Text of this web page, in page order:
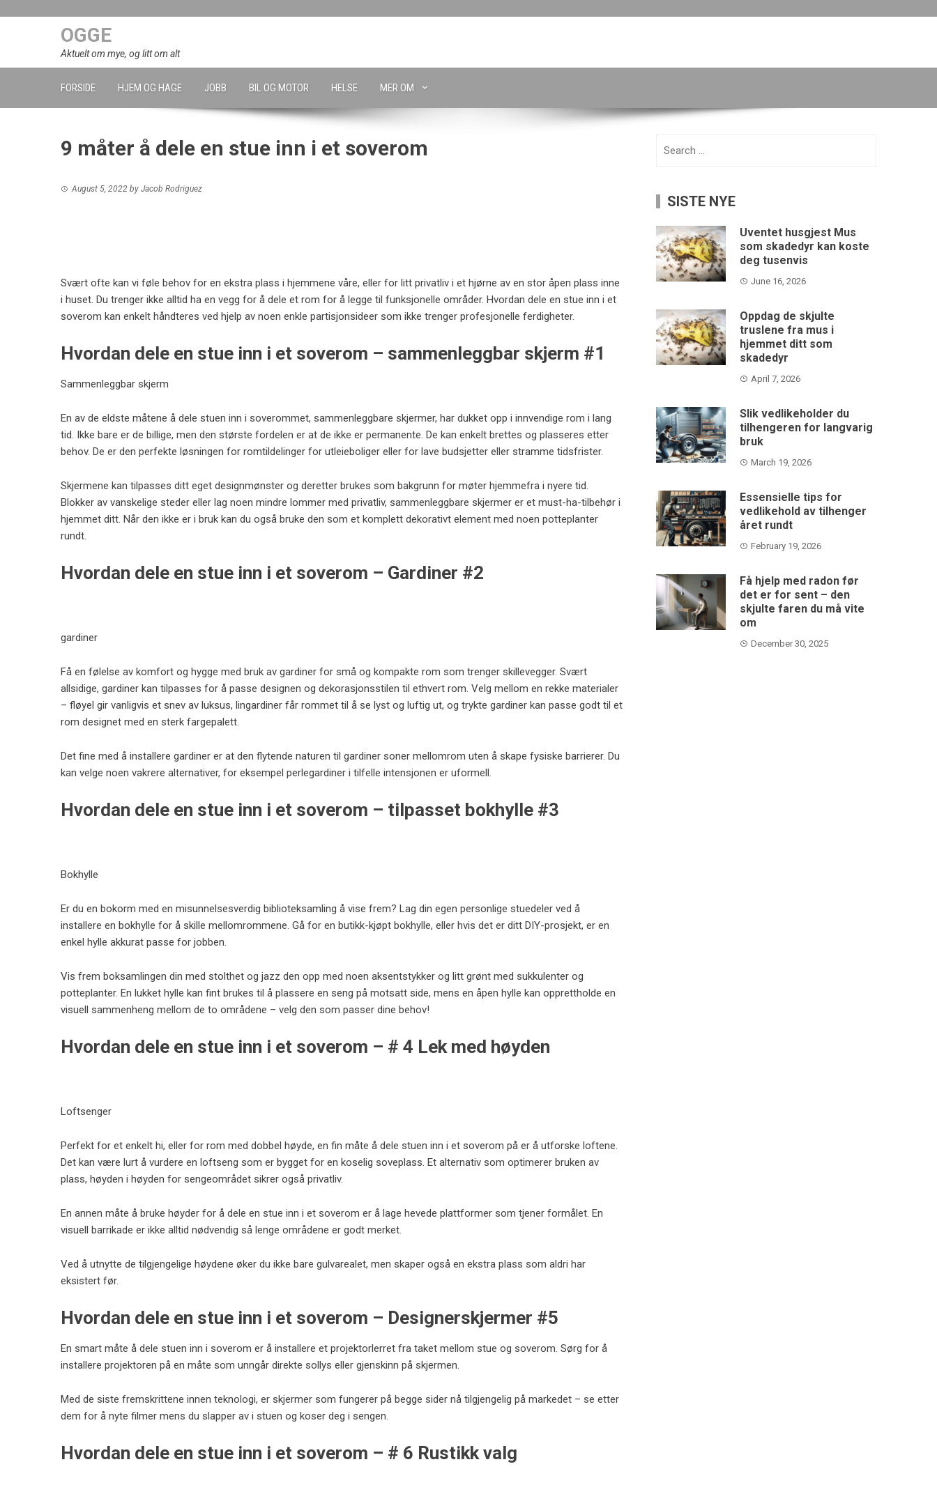
OGGE
Aktuelt om mye, og litt om alt
FORSIDE HJEM OG HAGE JOBB BIL OG MOTOR HELSE MER OM
9 måter å dele en stue inn i et soverom
August 5, 2022 by Jacob Rodriguez
Svært ofte kan vi føle behov for en ekstra plass i hjemmene våre, eller for litt privatliv i et hjørne av en stor åpen plass inne
i huset. Du trenger ikke alltid ha en vegg for å dele et rom for å legge til funksjonelle områder. Hvordan dele en stue inn i et
soverom kan enkelt håndteres ved hjelp av noen enkle partisjonsideer som ikke trenger profesjonelle ferdigheter.
Hvordan dele en stue inn i et soverom – sammenleggbar skjerm #1
Sammenleggbar skjerm
En av de eldste måtene å dele stuen inn i soverommet, sammenleggbare skjermer, har dukket opp i innvendige rom i lang
tid. Ikke bare er de billige, men den største fordelen er at de ikke er permanente. De kan enkelt brettes og plasseres etter
behov. De er den perfekte løsningen for romtildelinger for utleieboliger eller for lave budsjetter eller stramme tidsfrister.
Skjermene kan tilpasses ditt eget designmønster og deretter brukes som bakgrunn for møter hjemmefra i nyere tid.
Blokker av vanskelige steder eller lag noen mindre lommer med privatliv, sammenleggbare skjermer er et must-ha-tilbehør i
hjemmet ditt. Når den ikke er i bruk kan du også bruke den som et komplett dekorativt element med noen potteplanter
rundt.
Hvordan dele en stue inn i et soverom – Gardiner #2
gardiner
Få en følelse av komfort og hygge med bruk av gardiner for små og kompakte rom som trenger skillevegger. Svært
allsidige, gardiner kan tilpasses for å passe designen og dekorasjonsstilen til ethvert rom. Velg mellom en rekke materialer
– fløyel gir vanligvis et snev av luksus, lingardiner får rommet til å se lyst og luftig ut, og trykte gardiner kan passe godt til et
rom designet med en sterk fargepalett.
Det fine med å installere gardiner er at den flytende naturen til gardiner soner mellomrom uten å skape fysiske barrierer. Du
kan velge noen vakrere alternativer, for eksempel perlegardiner i tilfelle intensjonen er uformell.
Hvordan dele en stue inn i et soverom – tilpasset bokhylle #3
Bokhylle
Er du en bokorm med en misunnelsesverdig biblioteksamling å vise frem? Lag din egen personlige stuedeler ved å
installere en bokhylle for å skille mellomrommene. Gå for en butikk-kjøpt bokhylle, eller hvis det er ditt DIY-prosjekt, er en
enkel hylle akkurat passe for jobben.
Vis frem boksamlingen din med stolthet og jazz den opp med noen aksentstykker og litt grønt med sukkulenter og
potteplanter. En lukket hylle kan fint brukes til å plassere en seng på motsatt side, mens en åpen hylle kan opprettholde en
visuell sammenheng mellom de to områdene – velg den som passer dine behov!
Hvordan dele en stue inn i et soverom – # 4 Lek med høyden
Loftsenger
Perfekt for et enkelt hi, eller for rom med dobbel høyde, en fin måte å dele stuen inn i et soverom på er å utforske loftene.
Det kan være lurt å vurdere en loftseng som er bygget for en koselig soveplass. Et alternativ som optimerer bruken av
plass, høyden i høyden for sengeområdet sikrer også privatliv.
En annen måte å bruke høyder for å dele en stue inn i et soverom er å lage hevede plattformer som tjener formålet. En
visuell barrikade er ikke alltid nødvendig så lenge områdene er godt merket.
Ved å utnytte de tilgjengelige høydene øker du ikke bare gulvarealet, men skaper også en ekstra plass som aldri har
eksistert før.
Hvordan dele en stue inn i et soverom – Designerskjermer #5
En smart måte å dele stuen inn i soverom er å installere et projektorlerret fra taket mellom stue og soverom. Sørg for å
installere projektoren på en måte som unngår direkte sollys eller gjenskinn på skjermen.
Med de siste fremskrittene innen teknologi, er skjermer som fungerer på begge sider nå tilgjengelig på markedet – se etter
dem for å nyte filmer mens du slapper av i stuen og koser deg i sengen.
Hvordan dele en stue inn i et soverom – # 6 Rustikk valg
SISTE NYE
Uventet husgjest Mus
som skadedyr kan koste
deg tusenvis
June 16, 2026
Oppdag de skjulte
truslene fra mus i
hjemmet ditt som
skadedyr
April 7, 2026
Slik vedlikeholder du
tilhengeren for langvarig
bruk
March 19, 2026
Essensielle tips for
vedlikehold av tilhenger
året rundt
February 19, 2026
Få hjelp med radon før
det er for sent – den
skjulte faren du må vite
om
December 30, 2025